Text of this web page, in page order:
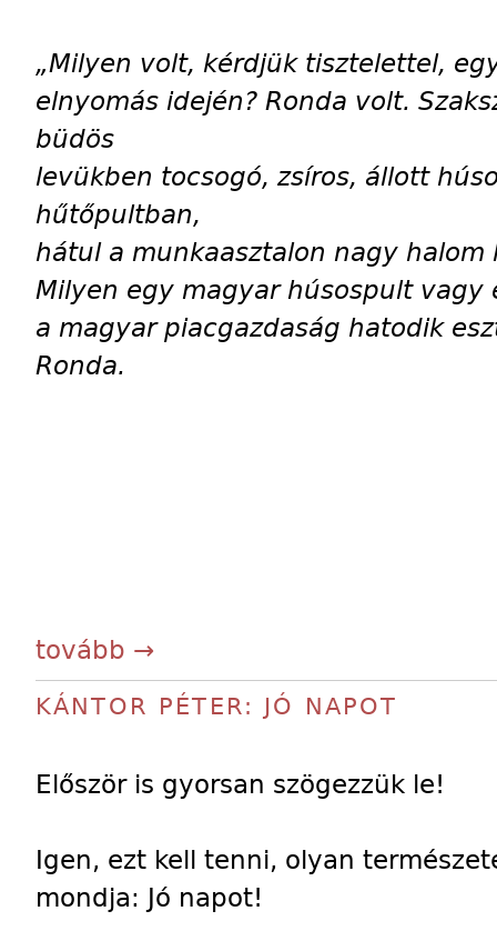
„Milyen volt, kérdjük tisztelettel,
elnyomás idején? Ronda volt.
büdös
levükben tocsogó, zsíros, állott
hűtőpultban,
hátul a munkaasztalon nagy
Milyen egy magyar húsospult vagy
a magyar piacgazdaság hatodik
Ronda.
tovább →
KÁNTOR PÉTER: JÓ NAPOT
Először is gyorsan szögezzük le!
Igen, ezt kell tenni, olyan
mondja: Jó napot!